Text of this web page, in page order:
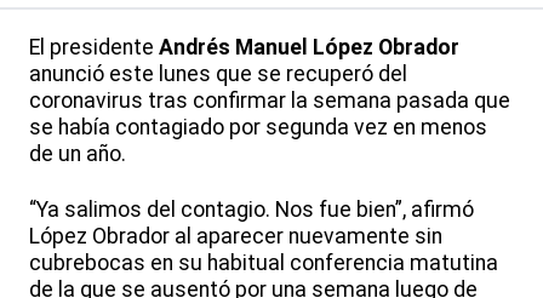
El presidente Andrés Manuel López Obrador
anunció este lunes que se recuperó del
coronavirus tras confirmar la semana pasada que
se había contagiado por segunda vez en menos
de un año.
“Ya salimos del contagio. Nos fue bien”, afirmó
López Obrador al aparecer nuevamente sin
cubrebocas en su habitual conferencia matutina
de la que se ausentó por una semana luego de